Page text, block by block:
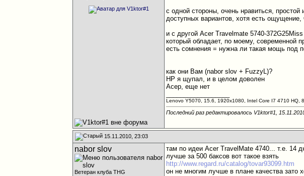
с одной стороны, очень нравиться,
доступных вариантов, хотя есть ощущение,
и с другой Acer Travelmate 5740-372G25Miss
который обладает, по моему, современной
есть сомнения = нужна ли такая мощь под
как они Вам (nabor slov + FuzzyL)?
НР я щупал, и в целом доволен
Асер, еще нет
Lenovo Y5070, 15.6, 1920х1080, Intel Core I7 4710 HQ,
Последний раз редактировалось V1ktor#1,
15.11.2010, 23:03
nabor slov
Ветеран клуба THG
там по идеи Acer TravelMate 4740... т.е. 14
лучше за 500 баксов вот такое взять
http://www.regard.ru/catalog/tovar93099.htm
он не многим лучше в плане качества зато